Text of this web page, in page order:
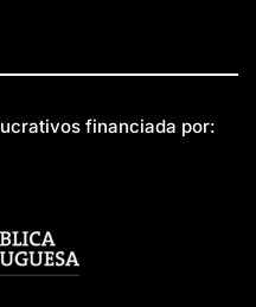
financiada por: